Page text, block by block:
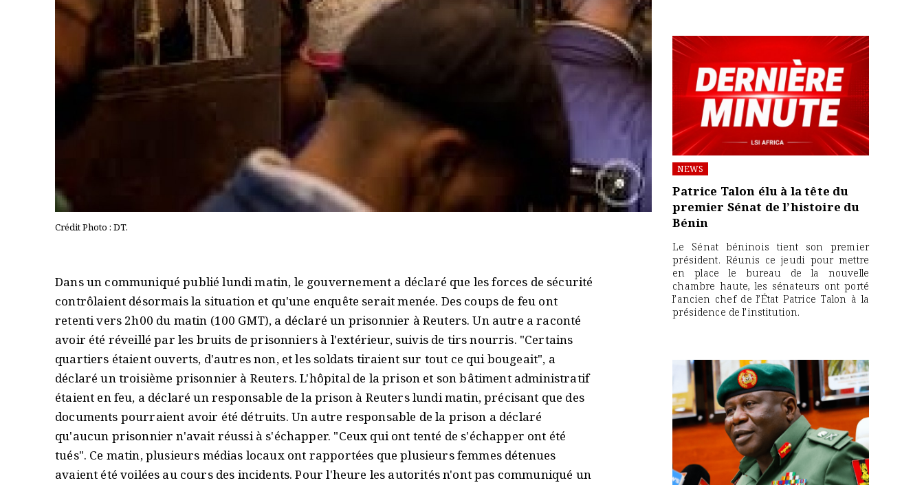
Crédit Photo : DT.
Dans un communiqué publié lundi matin, le gouvernement a déclaré que les forces de sécurité
contrôlaient désormais la situation et qu'une enquête serait menée. Des coups de feu ont
retenti vers 2h00 du matin (100 GMT), a déclaré un prisonnier à Reuters. Un autre a raconté
avoir été réveillé par les bruits de prisonniers à l'extérieur, suivis de tirs nourris. "Certains
quartiers étaient ouverts, d'autres non, et les soldats tiraient sur tout ce qui bougeait", a
déclaré un troisième prisonnier à Reuters. L'hôpital de la prison et son bâtiment administratif
étaient en feu, a déclaré un responsable de la prison à Reuters lundi matin, précisant que des
documents pourraient avoir été détruits. Un autre responsable de la prison a déclaré
qu'aucun prisonnier n'avait réussi à s'échapper. "Ceux qui ont tenté de s'échapper ont été
tués". Ce matin, plusieurs médias locaux ont rapportées que plusieurs femmes détenues
avaient été voilées au cours des incidents. Pour l'heure les autorités n'ont pas communiqué un
NEWS
Patrice Talon élu à la tête du
premier Sénat de l’histoire du
Bénin
Le Sénat béninois tient son premier
président. Réunis ce jeudi pour mettre
en place le bureau de la nouvelle
chambre haute, les sénateurs ont porté
l’ancien chef de l’État Patrice Talon à la
présidence de l’institution.